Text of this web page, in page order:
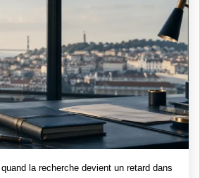
la recherche devient un retard dans